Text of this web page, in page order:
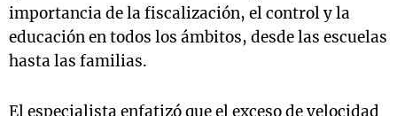
importancia de la fiscalización, el control y la
educación en todos los ámbitos, desde las escuelas
hasta las familias.
El especialista enfatizó que el exceso de velocidad